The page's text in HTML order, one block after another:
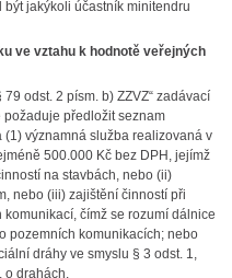
jakýkoli účastník minitendru
ve vztahu k hodnotě veřejných
odst. 2 písm. b) ZZVZ“ zadávací
předložit seznam
(1) významná služba realizovaná v
500.000 Kč bez DPH, jejímž
na stavbách, nebo (ii)
nebo (iii) zajištění činností při
čímž se rozumí dálnice
pozemních komunikacích; nebo
dráhy ve smyslu § 3 odst. 1,
o drahách.